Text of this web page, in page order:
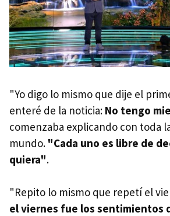
"Yo digo lo mismo que dije el
enteré de la noticia: No tengo
comenzaba explicando con toda
mundo. "Cada uno es libre de
quiera".
"Repito lo mismo que repetí el
el viernes fue los sentimientos